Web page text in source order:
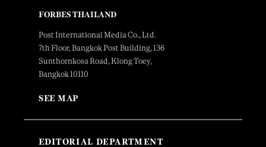
FORBES THAILAND
Post International Media Co., Ltd.
7th Floor, Bangkok Post Building, 136
Sunthornkosa Road, Klong Toey,
Bangkok 10110
SEE MAP
EDITORIAL DEPARTMENT